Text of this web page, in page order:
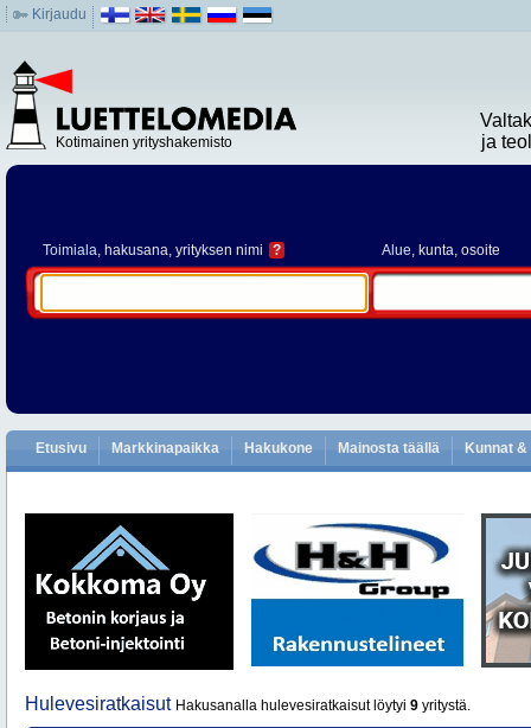
Kirjaudu
Kotimainen yrityshakemisto
ja
Toimiala, hakusana, yrityksen nimi ? Alue, kunta, osoite
Etusivu Markkinapaikka Hakukone Mainosta täällä Kunnat
Hulevesiratkaisut Hakusanalla hulevesiratkaisut löytyi 9 yritystä.